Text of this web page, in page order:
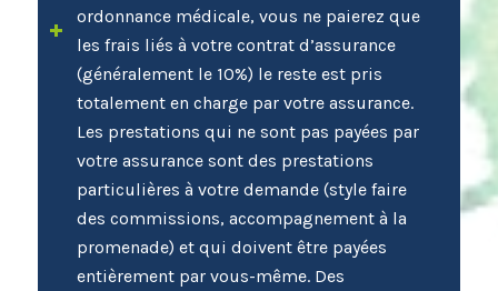
ordonnance médicale, vous ne paierez que
les frais liés à votre contrat d’assurance
(généralement le 10%) le reste est pris
totalement en charge par votre assurance.
Les prestations qui ne sont pas payées par
votre assurance sont des prestations
particulières à votre demande (style faire
des commissions, accompagnement à la
promenade) et qui doivent être payées
entièrement par vous-même. Des